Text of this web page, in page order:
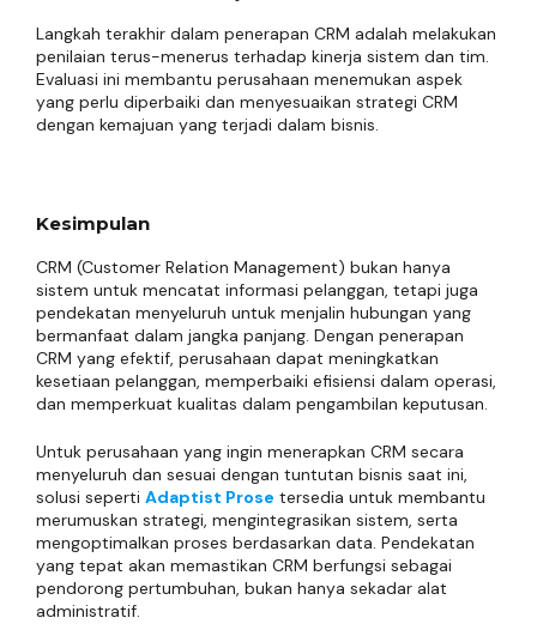
Langkah terakhir dalam penerapan CRM adalah melakukan
penilaian terus-menerus terhadap kinerja sistem dan tim.
Evaluasi ini membantu perusahaan menemukan aspek
yang perlu diperbaiki dan menyesuaikan strategi CRM
dengan kemajuan yang terjadi dalam bisnis.
Kesimpulan
CRM (Customer Relation Management) bukan hanya
sistem untuk mencatat informasi pelanggan, tetapi juga
pendekatan menyeluruh untuk menjalin hubungan yang
bermanfaat dalam jangka panjang. Dengan penerapan
CRM yang efektif, perusahaan dapat meningkatkan
kesetiaan pelanggan, memperbaiki efisiensi dalam operasi,
dan memperkuat kualitas dalam pengambilan keputusan.
Untuk perusahaan yang ingin menerapkan CRM secara
menyeluruh dan sesuai dengan tuntutan bisnis saat ini,
solusi seperti Adaptist Prose tersedia untuk membantu
merumuskan strategi, mengintegrasikan sistem, serta
mengoptimalkan proses berdasarkan data. Pendekatan
yang tepat akan memastikan CRM berfungsi sebagai
pendorong pertumbuhan, bukan hanya sekadar alat
administratif.